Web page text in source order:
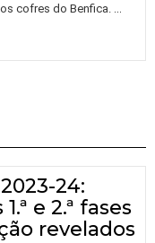
cofres do Benfica. …
24:
e 2.ª fases
revelados